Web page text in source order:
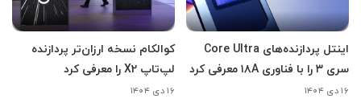
اینتل پردازنده‌های Core Ultra
سری ۳ را با فناوری ۱۸A معرفی کرد
۱۶ دی ۱۴۰۴
کوالکام نسخه ارزان‌تر پردازنده
لپ‌تاپ X2 را معرفی کرد
۱۶ دی ۱۴۰۴